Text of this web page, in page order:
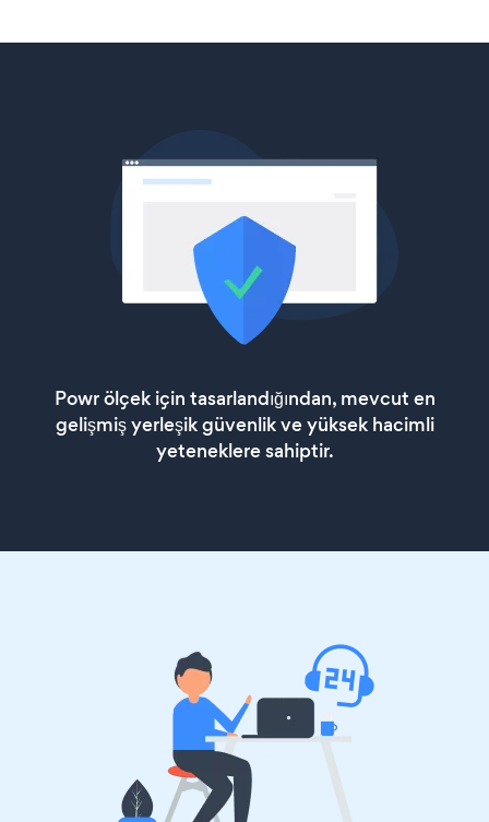
Powr ölçek için tasarlandığından, mevcut en
gelişmiş yerleşik güvenlik ve yüksek hacimli
yeteneklere sahiptir.